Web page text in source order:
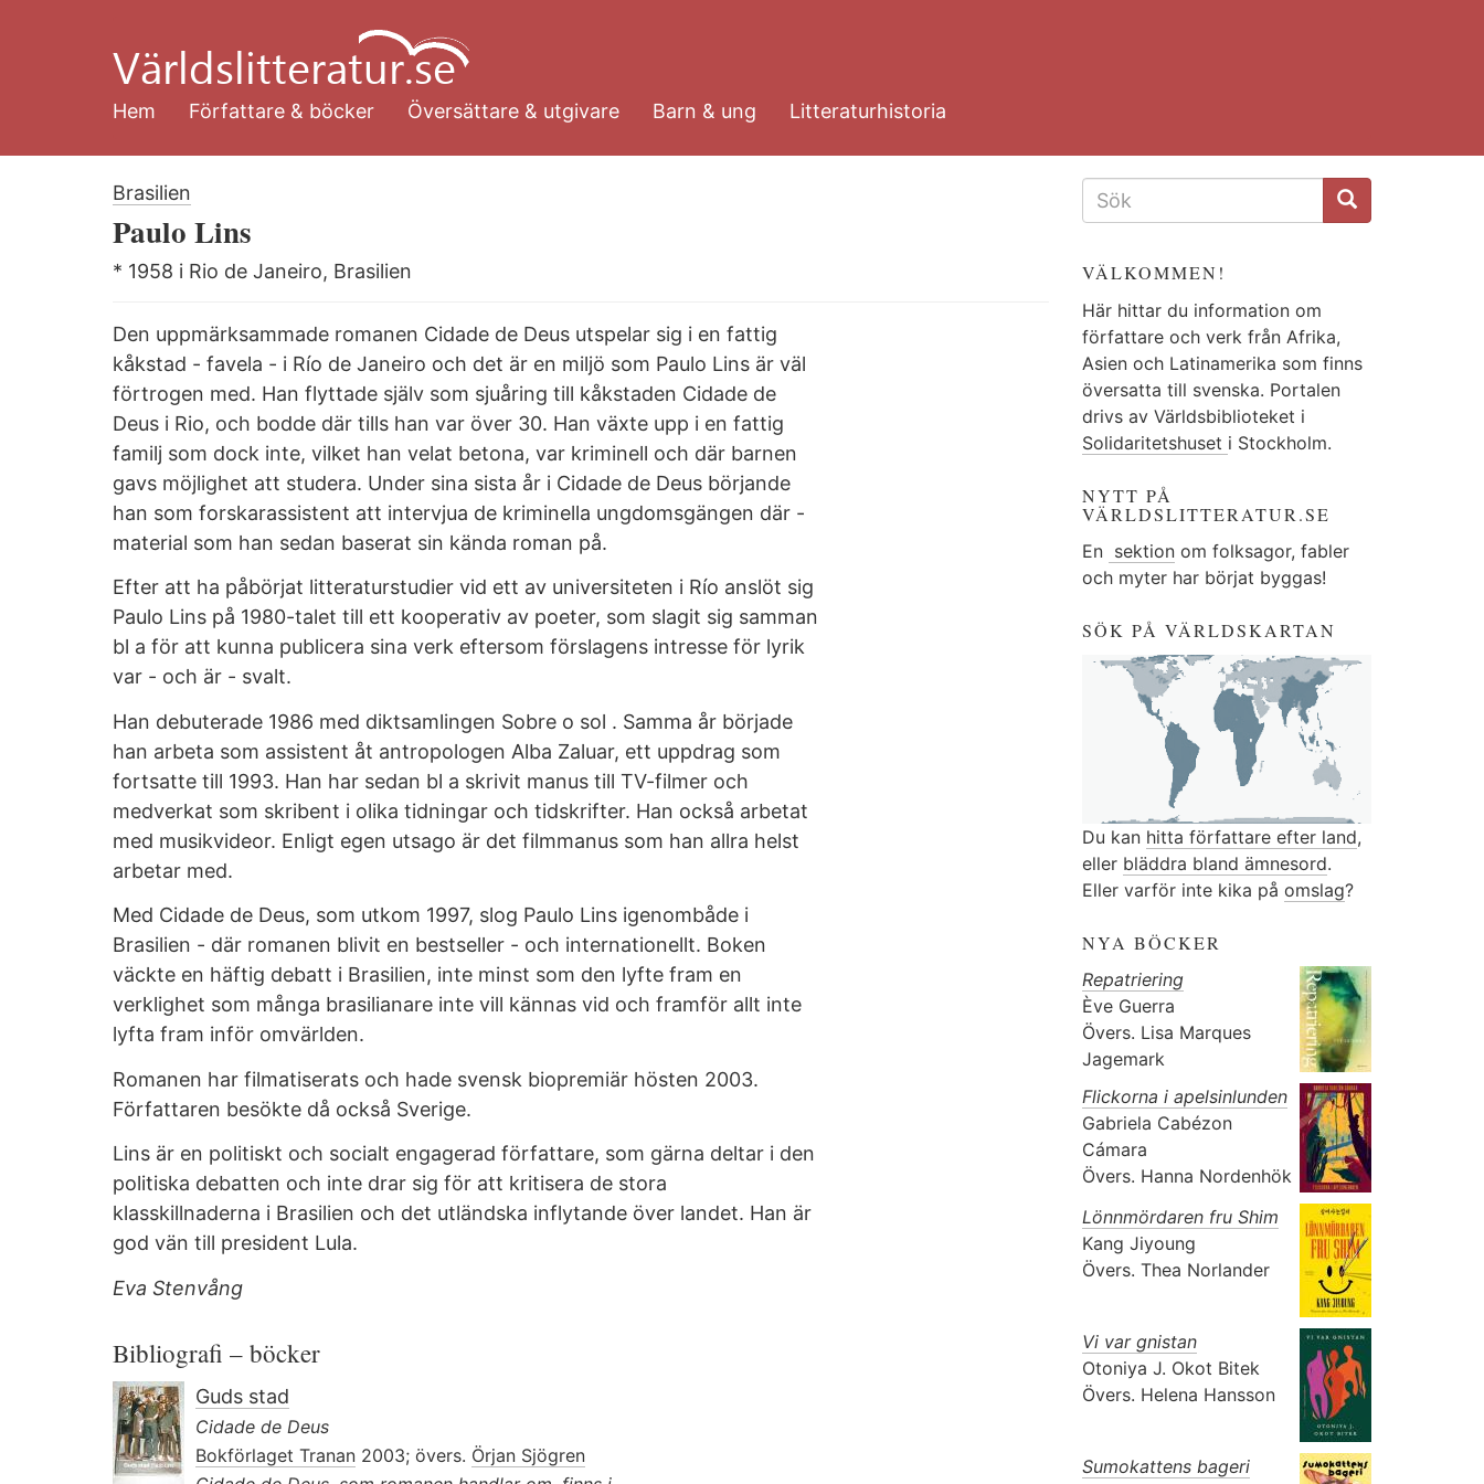
huvudinnehåll
Hem
Författare & böcker Översättare & utgivare Barn & ung Litteraturhistoria
Brasilien
Paulo Lins
* 1958 i Rio de Janeiro, Brasilien
Den uppmärksammade romanen Cidade de Deus utspelar sig i en fattig
kåkstad - favela - i Río de Janeiro och det är en miljö som Paulo Lins är väl
förtrogen med. Han flyttade själv som sjuåring till kåkstaden Cidade de
Deus i Rio, och bodde där tills han var över 30. Han växte upp i en fattig
familj som dock inte, vilket han velat betona, var kriminell och där barnen
gavs möjlighet att studera. Under sina sista år i Cidade de Deus börjande
han som forskarassistent att intervjua de kriminella ungdomsgängen där -
material som han sedan baserat sin kända roman på.
Efter att ha påbörjat litteraturstudier vid ett av universiteten i Río anslöt sig
Paulo Lins på 1980-talet till ett kooperativ av poeter, som slagit sig samman
bl a för att kunna publicera sina verk eftersom förslagens intresse för lyrik
var - och är - svalt.
Han debuterade 1986 med diktsamlingen Sobre o sol . Samma år började
han arbeta som assistent åt antropologen Alba Zaluar, ett uppdrag som
fortsatte till 1993. Han har sedan bl a skrivit manus till TV-filmer och
medverkat som skribent i olika tidningar och tidskrifter. Han också arbetat
med musikvideor. Enligt egen utsago är det filmmanus som han allra helst
arbetar med.
Med Cidade de Deus, som utkom 1997, slog Paulo Lins igenombåde i
Brasilien - där romanen blivit en bestseller - och internationellt. Boken
väckte en häftig debatt i Brasilien, inte minst som den lyfte fram en
verklighet som många brasilianare inte vill kännas vid och framför allt inte
lyfta fram inför omvärlden.
Romanen har filmatiserats och hade svensk biopremiär hösten 2003.
Författaren besökte då också Sverige.
Lins är en politiskt och socialt engagerad författare, som gärna deltar i den
politiska debatten och inte drar sig för att kritisera de stora
klasskillnaderna i Brasilien och det utländska inflytande över landet. Han är
god vän till president Lula.
Eva Stenvång
Bibliografi – böcker
Guds stad
Cidade de Deus
Bokförlaget Tranan 2003; övers. Örjan Sjögren
SÖKFORMULÄR
VÄLKOMMEN!
Här hittar du information om
författare och verk från Afrika,
Asien och Latinamerika som finns
översatta till svenska. Portalen
drivs av Världsbiblioteket i
Solidaritetshuset i Stockholm.
NYTT PÅ
VÄRLDSLITTERATUR.SE
En sektionom folksagor, fabler
och myter har börjat byggas!
SÖK PÅ VÄRLDSKARTAN
Du kan hitta författare efter land,
eller bläddra bland ämnesord.
Eller varför inte kika på omslag?
NYA BÖCKER
Repatriering
Ève Guerra
Övers. Lisa Marques
Jagemark
Flickorna i apelsinlunden
Gabriela Cabézon
Cámara
Övers. Hanna Nordenhök
Lönnmördaren fru Shim
Kang Jiyoung
Övers. Thea Norlander
Vi var gnistan
Otoniya J. Okot Bitek
Övers. Helena Hansson
Sumokattens bageri